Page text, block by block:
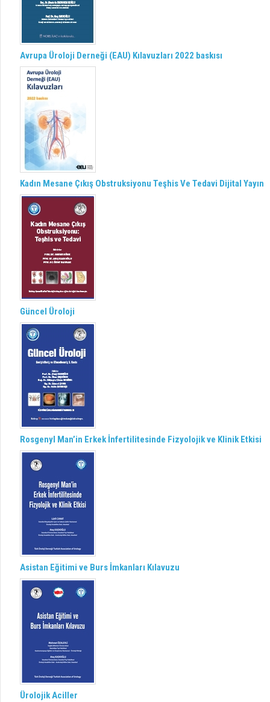
Avrupa Üroloji Derneği (EAU) Kılavuzları 2022 baskısı
Kadın Mesane Çıkış Obstruksiyonu Teşhis Ve Tedavi Dijital Yayın
Güncel Üroloji
Rosgenyl Man’in Erkek İnfertilitesinde Fizyolojik ve Klinik Etkisi
Asistan Eğitimi ve Burs İmkanları Kılavuzu
Ürolojik Aciller